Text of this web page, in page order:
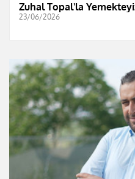
Zuhal Topal'la
23/06/2026